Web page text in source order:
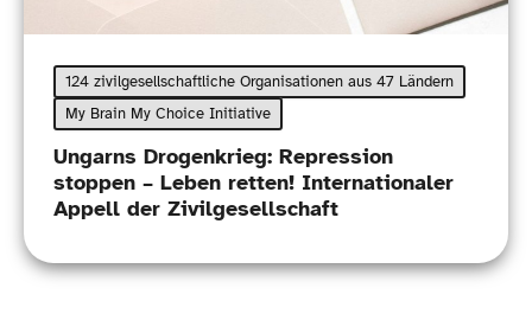
124 zivilgesellschaftliche Organisationen aus 47 Ländern
My Brain My Choice Initiative
Ungarns Drogenkrieg: Repression
stoppen – Leben retten! Internationaler
Appell der Zivilgesellschaft